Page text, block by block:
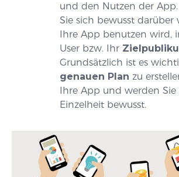
und den Nutzen der
Sie sich bewusst darüber
Ihre App benutzen wird,
User bzw. Ihr
Grundsätzlich ist es
genauen Plan zu
Ihre App und werden Sie
Einzelheit bewusst.